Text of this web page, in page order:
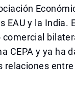
EAU y la India.
CEPA y ya ha
relaciones